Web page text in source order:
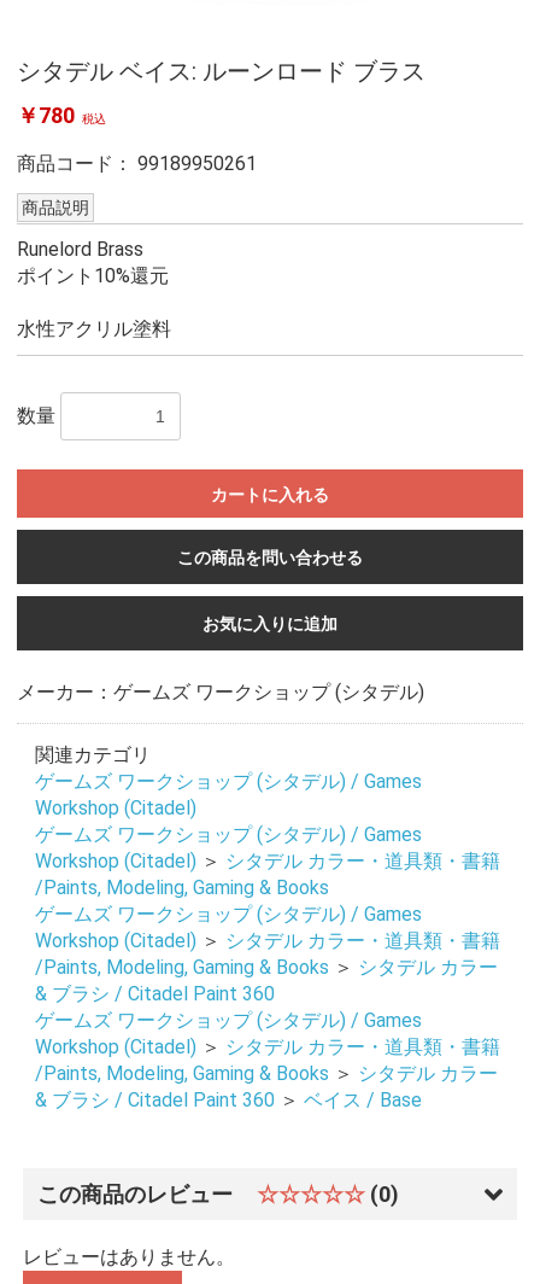
シタデル ベイス: ルーンロード ブラス
￥780 税込
商品コード： 99189950261
商品説明
Runelord Brass
ポイント10%還元
水性アクリル塗料
数量
カートに入れる
この商品を問い合わせる
お気に入りに追加
メーカー：ゲームズ ワークショップ (シタデル)
関連カテゴリ
ゲームズ ワークショップ (シタデル) / Games
Workshop (Citadel)
ゲームズ ワークショップ (シタデル) / Games
Workshop (Citadel) ＞ シタデル カラー・道具類・書籍
/Paints, Modeling, Gaming & Books
ゲームズ ワークショップ (シタデル) / Games
Workshop (Citadel) ＞ シタデル カラー・道具類・書籍
/Paints, Modeling, Gaming & Books ＞ シタデル カラー
& ブラシ / Citadel Paint 360
ゲームズ ワークショップ (シタデル) / Games
Workshop (Citadel) ＞ シタデル カラー・道具類・書籍
/Paints, Modeling, Gaming & Books ＞ シタデル カラー
& ブラシ / Citadel Paint 360 ＞ ベイス / Base
この商品のレビュー ☆☆☆☆☆ (0)
レビューはありません。